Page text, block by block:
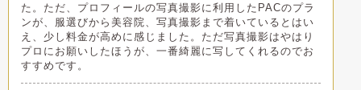
た。ただ、プロフィールの写真撮影に利用したPACのプラ
ンが、服選びから美容院、写真撮影まで着いているとはい
え、少し料金が高めに感じました。ただ写真撮影はやはり
プロにお願いしたほうが、一番綺麗に写してくれるのでお
すすめです。